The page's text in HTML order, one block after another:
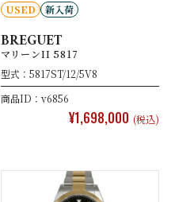
USED 新入荷
BREGUET
マリーンII 5817
型式：5817ST/12/5V8
商品ID：v6856
¥1,698,000 (税込)